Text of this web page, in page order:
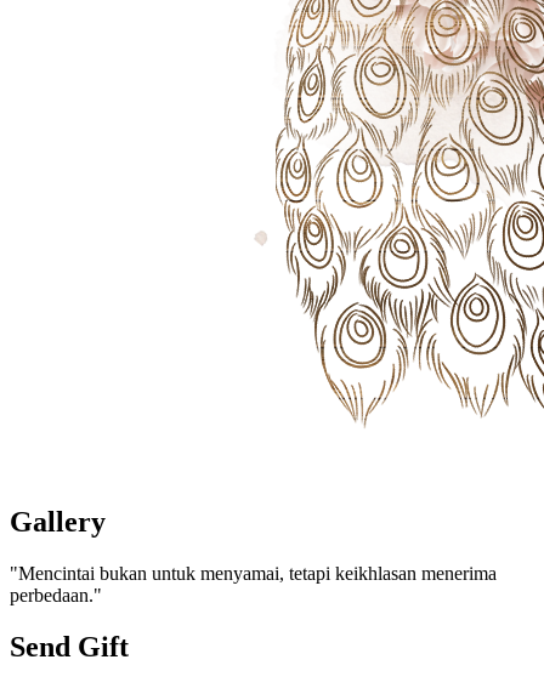
Gallery
"Mencintai bukan untuk menyamai, tetapi keikhlasan menerima
perbedaan."
Send Gift